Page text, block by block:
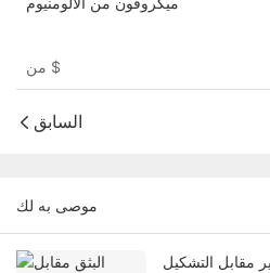
$
السابق
موصى به لك
مقابل التشكيل